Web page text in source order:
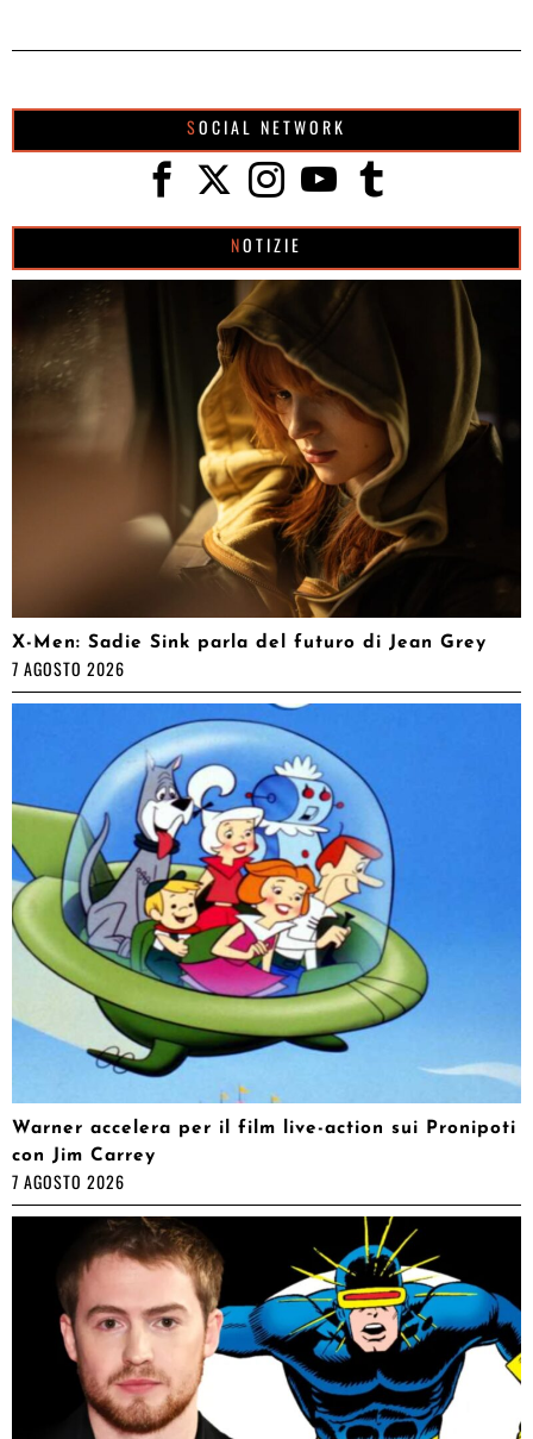
SOCIAL NETWORK
NOTIZIE
X-Men: Sadie Sink parla del futuro di Jean Grey
7 AGOSTO 2026
Warner accelera per il film live-action sui Pronipoti
con Jim Carrey
7 AGOSTO 2026